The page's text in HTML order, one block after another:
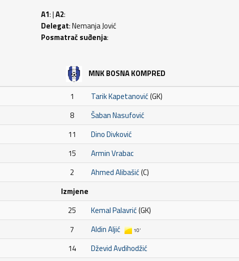
A1: |A2:
Delegat: Nemanja Jović
Posmatrač suđenja:
MNK BOSNA KOMPRED
1 Tarik Kapetanović(GK)
8
Šaban Nasufović
11
Dino Divković
15
Armin Vrabac
2
Ahmed Alibašić(C)
Izmjene
25
Kemal Palavrić(GK)
7
Aldin Aljić 10'
14
Dževid Avdihodžić